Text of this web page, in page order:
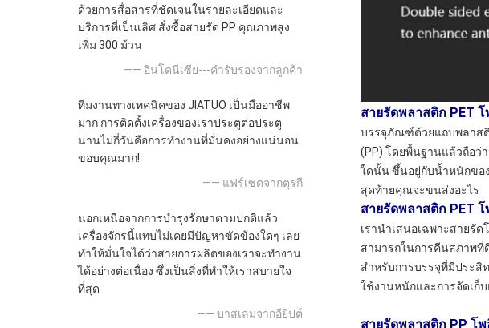
ด้วยการสื่อสารที่ชัดเจนในรายละเอียดและ
บริการที่เป็นเลิศ สั่งซื้อสายรัด PP คุณภาพสูง
เพิ่ม 300 ม้วน
—— อินโดนีเซีย---คำรับรองจากลูกค้า
ทีมงานทางเทคนิคของ JIATUO เป็นมืออาชีพ
มาก การติดตั้งเครื่องของเราประตูต่อประตู
นานไม่กี่วันคือการทํางานที่มั่นคงอย่างแน่นอน
ขอบคุณมาก!
—— แฟร์เซดจากตุรกี
นอกเหนือจากการบำรุงรักษาตามปกติแล้ว
เครื่องจักรนี้แทบไม่เคยมีปัญหาขัดข้องใดๆ เลย
ทำให้มั่นใจได้ว่าสายการผลิตของเราจะทำงาน
ได้อย่างต่อเนื่อง ซึ่งเป็นสิ่งที่ทำให้เราสบายใจ
ที่สุด
—— บาสเลมจากอียิปต์
สายรัดพลาสติก PET
บรรจุภัณฑ์ด้วยแถบพลาสติ
(PP) โดยพื้นฐานแล้วถือว่
ใดนั้น ขึ้นอยู่กับน้ำหนักขอ
สุดท้ายคุณจะขนส่งอะไร
สายรัดพลาสติก PET โ
เรานำเสนอเฉพาะสายรั
สามารถในการคืนสภาพที่
สำหรับการบรรจุที่มีประสิ
ใช้งานหนักและการจัดเก็
สายรัดพลาสติก PP โ